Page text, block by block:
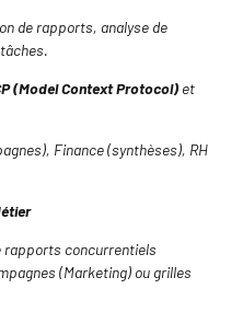
de rapports, analyse de
(Model Context Protocol) et
Finance (synthèses), RH
rapports concurrentiels
(Marketing) ou grilles